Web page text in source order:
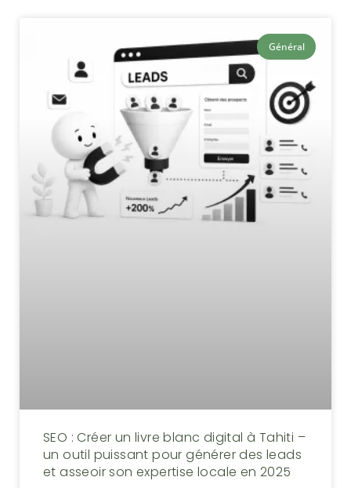
Général
SEO : Créer un livre blanc digital à Tahiti –
un outil puissant pour générer des leads
et asseoir son expertise locale en 2025